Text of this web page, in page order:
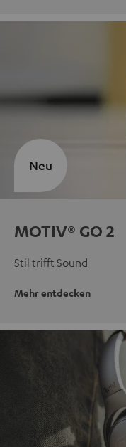
MOTIV® GO 2
Stil trifft Sound
Mehr entdecken
Neu